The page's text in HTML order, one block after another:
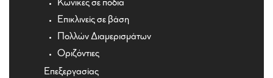
Κωνικές σε πόδια
Επικλινείς σε βάση
Πολλών Διαμερισμάτων
Οριζόντιες
Επεξεργασίας